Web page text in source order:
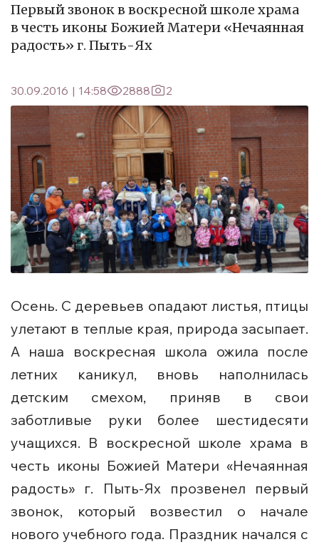
Первый звонок в воскресной школе храма
в честь иконы Божией Матери «Нечаянная
радость» г. Пыть-Ях
30.09.2016 | 14:58 2888 2
Осень. С деревьев опадают листья, птицы
улетают в теплые края, природа засыпает.
А наша воскресная школа ожила после
летних каникул, вновь наполнилась
детским смехом, приняв в свои
заботливые руки более шестидесяти
учащихся. В воскресной школе храма в
честь иконы Божией Матери «Нечаянная
радость» г. Пыть-Ях прозвенел первый
звонок, который возвестил о начале
нового учебного года. Праздник начался с